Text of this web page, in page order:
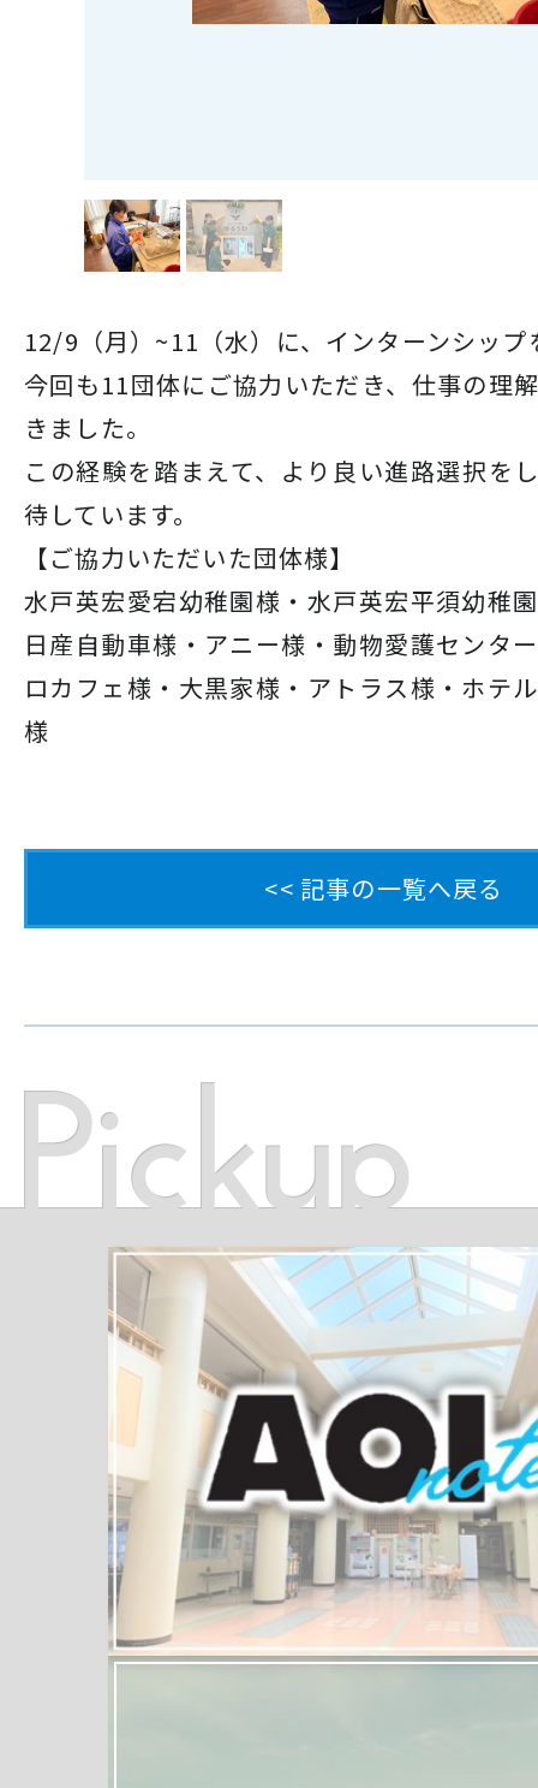
12/9（月）~11（水）に、インターンシッ
今回も11団体にご協力いただき、仕事の理
きました。
この経験を踏まえて、より良い進路選択を
待しています。
【ご協力いただいた団体様】
水戸英宏愛宕幼稚園様・水戸英宏平須幼稚
日産自動車様・アニー様・動物愛護センタ
ロカフェ様・大黒家様・アトラス様・ホテ
様
<< 記事の一覧へ戻る